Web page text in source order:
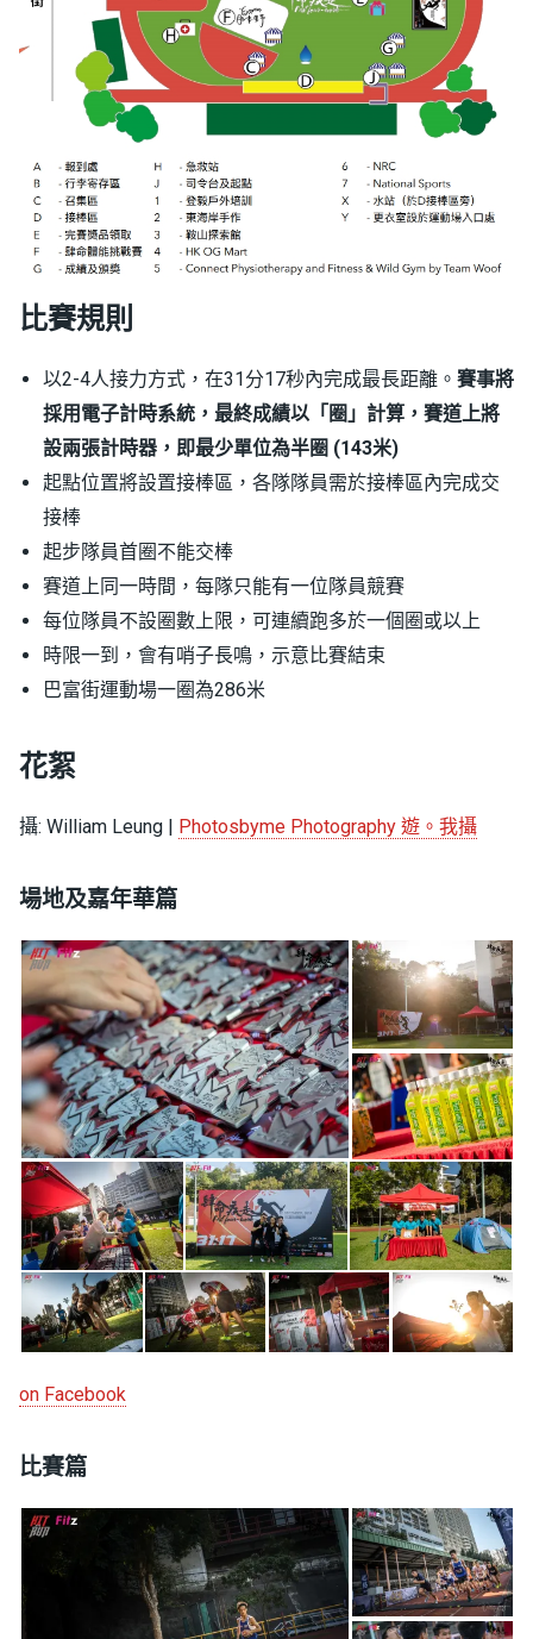
比賽規則
以2-4人接力方式，在31分17秒內完成最長距離。 賽事將
採用電子計時系統，最終成績以「圈」計算，賽道上將
設兩張計時器，即最少單位為半圈 (143米)
起點位置將設置接棒區，各隊隊員需於接棒區內完成交
接棒
起步隊員首圈不能交棒
賽道上同一時間，每隊只能有一位隊員競賽
每位隊員不設圈數上限，可連續跑多於一個圈或以上
時限一到，會有哨子長鳴，示意比賽結束
巴富街運動場一圈為286米
花絮
攝: William Leung | Photosbyme Photography 遊。我攝
場地及嘉年華篇
on Facebook
比賽篇